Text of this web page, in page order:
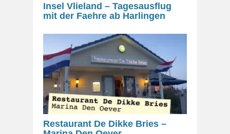
Insel Vlieland – Tagesausflug
mit der Faehre ab Harlingen
Restaurant De Dikke Bries –